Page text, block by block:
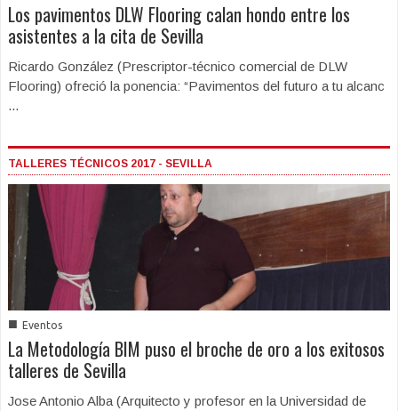
Los pavimentos DLW Flooring calan hondo entre los
asistentes a la cita de Sevilla
Ricardo González (Prescriptor-técnico comercial de DLW
Flooring) ofreció la ponencia: “Pavimentos del futuro a tu alcanc
...
TALLERES TÉCNICOS 2017 - SEVILLA
■ Eventos
La Metodología BIM puso el broche de oro a los exitosos
talleres de Sevilla
Jose Antonio Alba (Arquitecto y profesor en la Universidad de